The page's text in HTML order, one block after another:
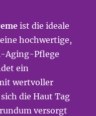
ist die ideale
hochwertige,
Aging-Pflege
ein
wertvoller
die Haut Tag
versorgt